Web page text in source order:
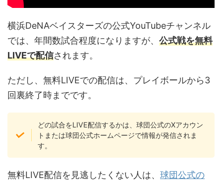
横浜DeNAベイスターズの公式YouTubeチャンネル
では、年間数試合程度になりますが、 公式戦を無料
LIVEで配信されます。
ただし、無料LIVEでの配信は、プレイボールから3
回裏終了時までです。
どの試合をLIVE配信するかは、球団公式のXアカウン
トまたは球団公式ホームページで情報が発信されま
す。
無料LIVE配信を見逃したくない人は、 球団公式の